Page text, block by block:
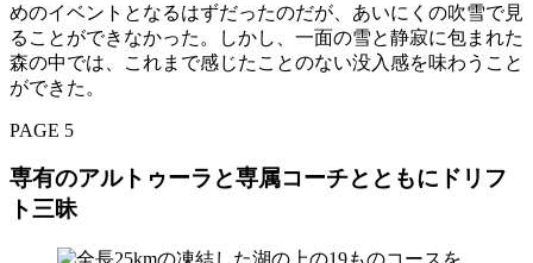
めのイベントとなるはずだったのだが、あいにくの吹雪で見
ることができなかった。しかし、一面の雪と静寂に包まれた
森の中では、これまで感じたことのない没入感を味わうこと
ができた。
PAGE 5
専有のアルトゥーラと専属コーチとともにドリフ
ト三昧